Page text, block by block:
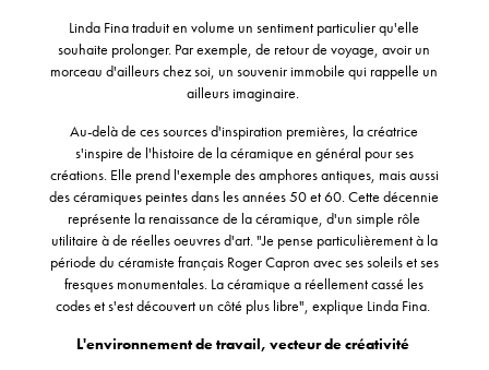
Linda Fina traduit en volume un sentiment particulier qu'elle
souhaite prolonger. Par exemple, de retour de voyage, avoir un
morceau d'ailleurs chez soi, un souvenir immobile qui rappelle un
ailleurs imaginaire.
Au-delà de ces sources d'inspiration premières, la créatrice
s'inspire de l'histoire de la céramique en général pour ses
créations. Elle prend l'exemple des amphores antiques, mais aussi
des céramiques peintes dans les années 50 et60. Cette décennie
représente la renaissance de la céramique, d'un simple rôle
utilitaire à de réelles oeuvres d'art. "Je pense particulièrement à la
période du céramiste français Roger Capron avec ses soleils et ses
fresques monumentales. La céramique a réellement cassé les
codes et s'est découvert un côté plus libre", explique Linda Fina.
L'environnement de travail, vecteur de créativité